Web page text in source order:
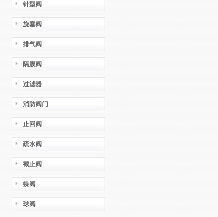
针型阀
旋塞阀
排气阀
隔膜阀
过滤器
消防阀门
止回阀
疏水阀
截止阀
蝶阀
球阀